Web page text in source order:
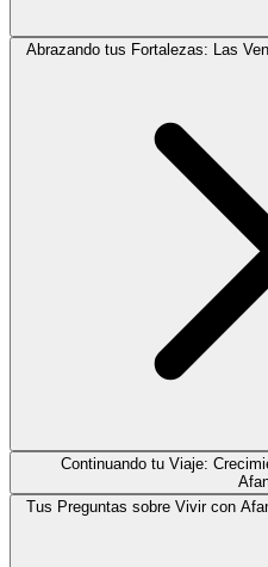
Abrazando tus Fortalezas: Las
Continuando tu Viaje:
Tus Preguntas sobre Vivir con